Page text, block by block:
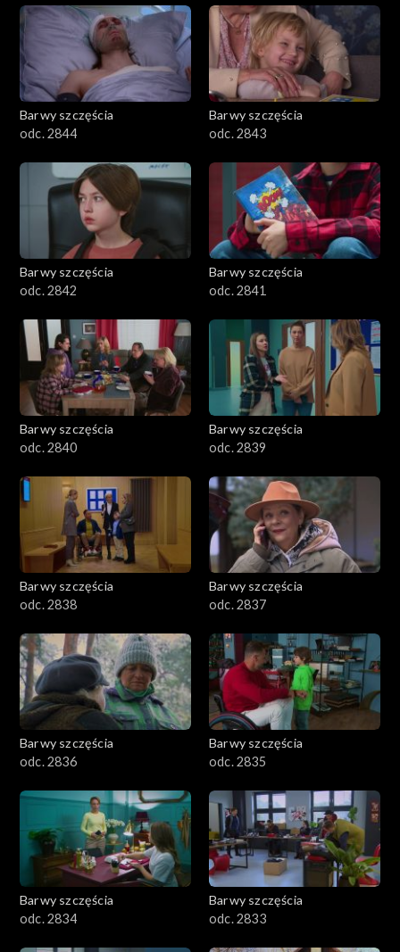
Barwy szczęścia
odc. 2844
Barwy szczęścia
odc. 2843
Barwy szczęścia
odc. 2842
Barwy szczęścia
odc. 2841
Barwy szczęścia
odc. 2840
Barwy szczęścia
odc. 2839
Barwy szczęścia
odc. 2838
Barwy szczęścia
odc. 2837
Barwy szczęścia
odc. 2836
Barwy szczęścia
odc. 2835
Barwy szczęścia
odc. 2834
Barwy szczęścia
odc. 2833